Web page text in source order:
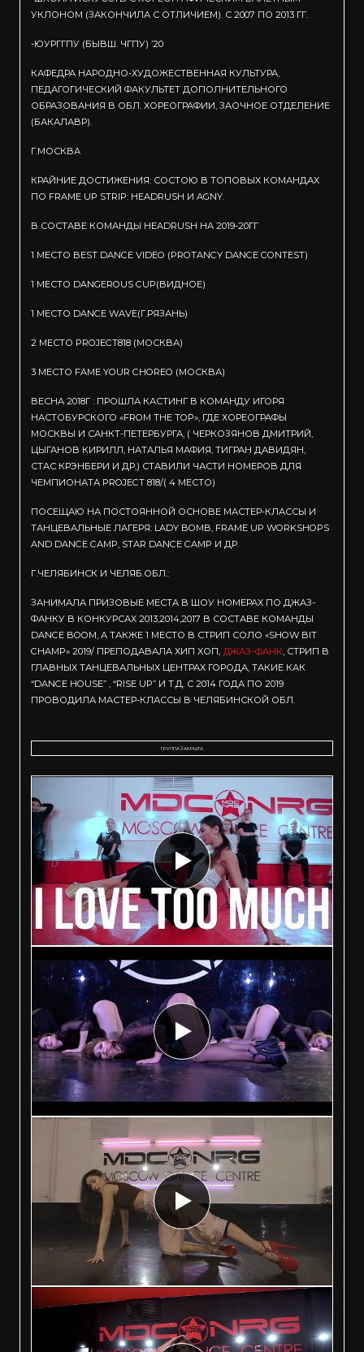
УКЛОНОМ (ЗАКОНЧИЛА С ОТЛИЧИЕМ). С 2007 ПО 2013 ГГ.
-ЮУРГГПУ (БЫВШ. ЧГПУ) ’20
КАФЕДРА НАРОДНО-ХУДОЖЕСТВЕННАЯ КУЛЬТУРА,
ПЕДАГОГИЧЕСКИЙ ФАКУЛЬТЕТ ДОПОЛНИТЕЛЬНОГО
ОБРАЗОВАНИЯ В ОБЛ. ХОРЕОГРАФИИ, ЗАОЧНОЕ ОТДЕЛЕНИЕ
(БАКАЛАВР).
Г.МОСКВА
КРАЙНИЕ ДОСТИЖЕНИЯ: СОСТОЮ В ТОПОВЫХ КОМАНДАХ
ПО FRAME UP STRIP: HEADRUSH И AGNY.
В СОСТАВЕ КОМАНДЫ HEADRUSH НА 2019-20ГГ
1 МЕСТО BEST DANCE VIDEO (PROTANCY DANCE CONTEST)
1 МЕСТО DANGEROUS CUP(ВИДНОЕ)
1 МЕСТО DANCE WAVE(Г.РЯЗАНЬ)
2 МЕСТО PROJECT818 (МОСКВА)
3 МЕСТО FAME YOUR CHOREO (МОСКВА)
ВЕСНА 2018Г : ПРОШЛА КАСТИНГ В КОМАНДУ ИГОРЯ
НАСТОБУРСКОГО «FROM THE TOP», ГДЕ ХОРЕОГРАФЫ
МОСКВЫ И САНКТ-ПЕТЕРБУРГА, ( ЧЕРКОЗЯНОВ ДМИТРИЙ,
ЦЫГАНОВ КИРИЛЛ, НАТАЛЬЯ МАФИЯ, ТИГРАН ДАВИДЯН,
СТАС КРЭНБЕРИ И ДР,) СТАВИЛИ ЧАСТИ НОМЕРОВ ДЛЯ
ЧЕМПИОНАТА PROJECT 818/( 4 МЕСТО)
ПОСЕЩАЮ НА ПОСТОЯННОЙ ОСНОВЕ МАСТЕР-КЛАССЫ И
ТАНЦЕВАЛЬНЫЕ ЛАГЕРЯ: LADY BOMB, FRAME UP WORKSHOPS
AND DANCE CAMP, STAR DANCE CAMP И ДР.
Г.ЧЕЛЯБИНСК И ЧЕЛЯБ.ОБЛ.:
ЗАНИМАЛА ПРИЗОВЫЕ МЕСТА В ШОУ НОМЕРАХ ПО ДЖАЗ-
ФАНКУ В КОНКУРСАХ 2013,2014,2017 В СОСТАВЕ КОМАНДЫ
DANCE BOOM, А ТАКЖЕ 1 МЕСТО В СТРИП СОЛО «SHOW BIT
CHAMP» 2019/ ПРЕПОДАВАЛА ХИП ХОП, ДЖАЗ-ФАНК, СТРИП В
ГЛАВНЫХ ТАНЦЕВАЛЬНЫХ ЦЕНТРАХ ГОРОДА, ТАКИЕ КАК
“DANCE HOUSE” , “RISE UP” И Т.Д. С 2014 ГОДА ПО 2019
ПРОВОДИЛА МАСТЕР-КЛАССЫ В ЧЕЛЯБИНСКОЙ ОБЛ.
ГРУППА ЗАКРЫТА